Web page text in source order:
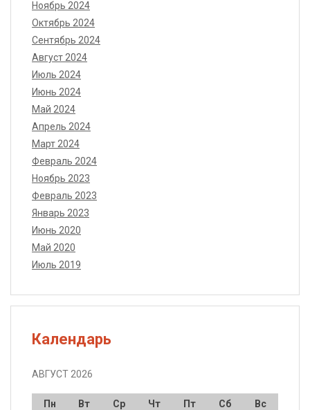
Ноябрь 2024
Октябрь 2024
Сентябрь 2024
Август 2024
Июль 2024
Июнь 2024
Май 2024
Апрель 2024
Март 2024
Февраль 2024
Ноябрь 2023
Февраль 2023
Январь 2023
Июнь 2020
Май 2020
Июль 2019
Календарь
АВГУСТ 2026
Пн Вт Ср Чт Пт Сб
Вс